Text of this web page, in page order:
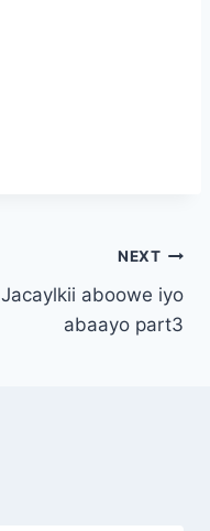
NEXT
Jacaylkii aboowe iyo
abaayo part3